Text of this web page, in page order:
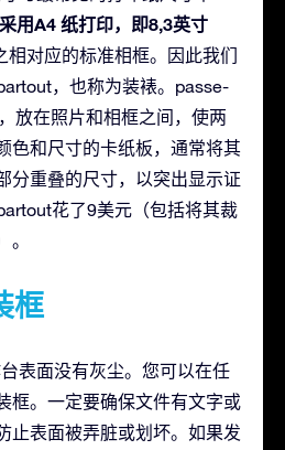
用A4 纸打印，即8,3英寸
相对应的标准相框。因此我们
，也称为装裱。passe-
放在照片和相框之间，使两
色和尺寸的卡纸板，通常将其
分重叠的尺寸，以突出显示证
花了9美元（包括将其裁
框
表面没有灰尘。您可以在任
框。一定要确保文件有文字或
止表面被弄脏或划坏。如果发